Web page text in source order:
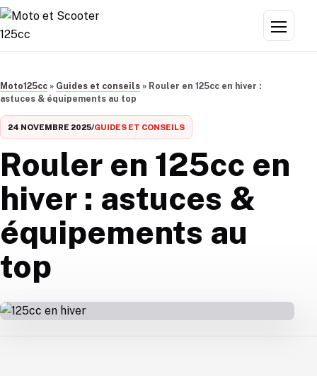
Aller au contenu
Menu
Moto125cc » Guides et conseils » Rouler en 125cc en hiver :
astuces & équipements au top
24 NOVEMBRE 2025/GUIDES ET CONSEILS
Rouler en 125cc en
hiver : astuces &
équipements au
top